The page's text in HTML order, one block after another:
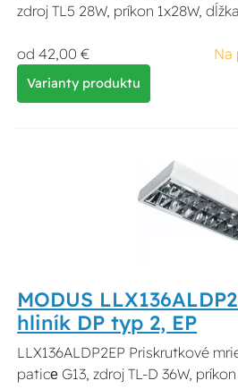
zdroj TL5 28W, príkon 1x28W,
od 42,00 € Na
Varianty produktu
MODUS
hliník DP typ 2, EP
LLX136ALDP2EP Priskrutkové
paticе G13, zdroj TL-D 36W,